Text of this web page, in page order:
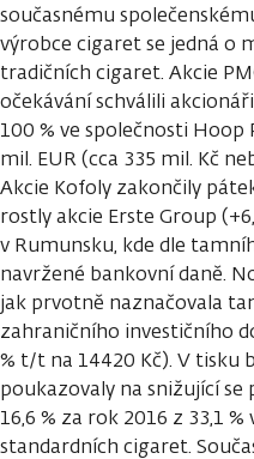
současnému
výrobce cigaret se jedná o
tradičních cigaret. Akcie
očekávání schválili
100 % ve společnosti Hoop
mil. EUR (cca 335 mil. Kč
Akcie Kofoly zakončily
rostly akcie Erste Group
v Rumunsku, kde dle
navržené bankovní daně.
jak prvotně naznačovala
zahraničního investičního
% t/t na 14420 Kč). V tisku
poukazovaly na snižující
16,6 % za rok 2016 z 33,1
standardních cigaret.